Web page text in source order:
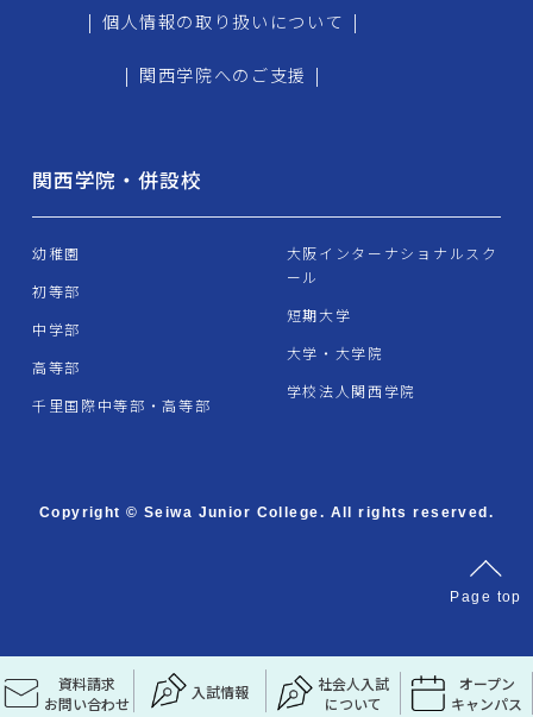
資料請求
お問い合わせ
入試情報
社会人入試
について
オープン
キャンパス
| 個人情報の取り扱いについて |
| 関西学院へのご支援 |
関西学院・併設校
幼稚園
初等部
中学部
高等部
千里国際中等部・高等部
大阪インターナショナルスク
ール
短期大学
大学・大学院
学校法人関西学院
Copyright © Seiwa Junior College. All rights reserved.